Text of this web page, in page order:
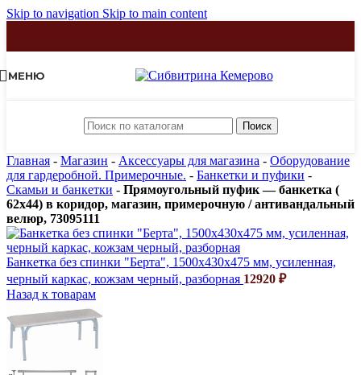
Skip to navigation Skip to main content
МЕНЮ
Поиск
Главная - Магазин - Аксессуары для магазина - Оборудование
для гардеробной. Примерочные. - Банкетки и пуфики -
Скамьи и банкетки - Прямоугольный пуфик — банкетка (
62х44) в коридор, магазин, примерочную / антивандальный
велюр, 73095111
Банкетка без спинки "Берта", 1500х430х475 мм, усиленная,
черный каркас, кожзам черный, разборная 12920 ₽
Назад к товарам